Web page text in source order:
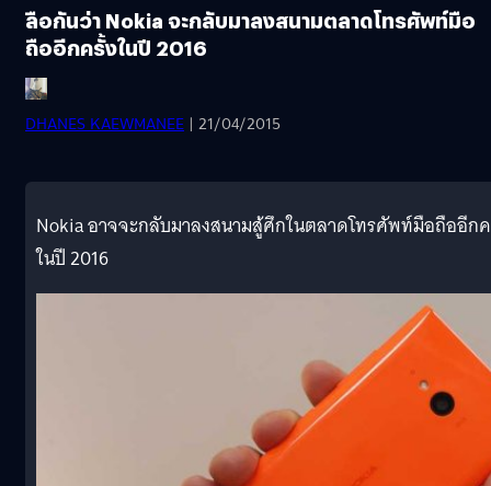
ลือกันว่า Nokia จะกลับมาลงสนามตลาดโทรศัพท์มือ
ถืออีกครั้งในปี 2016
DHANES KAEWMANEE | 21/04/2015
Nokia อาจจะกลับมาลงสนามสู้ศึกในตลาดโทรศัพท์มือถืออีก
ในปี 2016